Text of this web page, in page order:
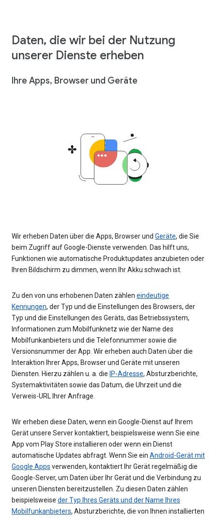
Daten, die wir bei der Nutzung
unserer Dienste erheben
Ihre Apps, Browser und Geräte
Wir erheben Daten über die Apps, Browser und Geräte, die Sie
beim Zugriff auf Google-Dienste verwenden. Das hilft uns,
Funktionen wie automatische Produktupdates anzubieten oder
Ihren Bildschirm zu dimmen, wenn Ihr Akku schwach ist.
Zu den von uns erhobenen Daten zählen eindeutige
Kennungen, der Typ und die Einstellungen des Browsers, der
Typ und die Einstellungen des Geräts, das Betriebssystem,
Informationen zum Mobilfunknetz wie der Name des
Mobilfunkanbieters und die Telefonnummer sowie die
Versionsnummer der App. Wir erheben auch Daten über die
Interaktion Ihrer Apps, Browser und Geräte mit unseren
Diensten. Hierzu zählen u. a. die IP-Adresse, Absturzberichte,
Systemaktivitäten sowie das Datum, die Uhrzeit und die
Verweis-URL Ihrer Anfrage.
Wir erheben diese Daten, wenn ein Google-Dienst auf Ihrem
Gerät unsere Server kontaktiert, beispielsweise wenn Sie eine
App vom Play Store installieren oder wenn ein Dienst
automatische Updates abfragt. Wenn Sie ein Android-Gerät mit
Google Apps verwenden, kontaktiert Ihr Gerät regelmäßig die
Google-Server, um Daten über Ihr Gerät und die Verbindung zu
unseren Diensten bereitzustellen. Zu diesen Daten zählen
beispielsweise der Typ Ihres Geräts und der Name Ihres
Mobilfunkanbieters, Absturzberichte, die von Ihnen installierten